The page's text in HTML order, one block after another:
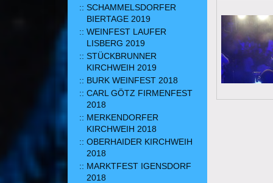
SCHAMMELSDORFER
BIERTAGE 2019
WEINFEST LAUFER
LISBERG 2019
STÜCKBRUNNER
KIRCHWEIH 2019
BURK WEINFEST 2018
CARL GÖTZ FIRMENFEST
2018
MERKENDORFER
KIRCHWEIH 2018
OBERHAIDER KIRCHWEIH
2018
MARKTFEST IGENSDORF
2018